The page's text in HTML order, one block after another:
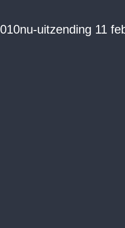
010nu-uitzending 11